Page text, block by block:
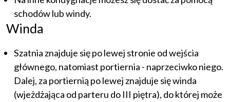
schodów lub windy.
Winda
Szatnia znajduje się po lewej stronie od wejścia
głównego, natomiast portiernia - naprzeciwko niego.
Dalej, za portiernią po lewej znajduje się winda
(wjeżdżająca od parteru do III piętra), do której może